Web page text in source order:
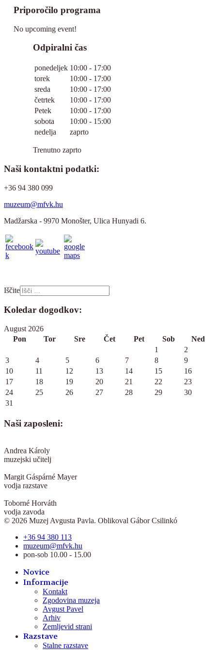
Priporočilo programa
No upcoming event!
Odpiralni čas
ponedeljek 10:00 - 17:00
torek
10:00 - 17:00
sreda
10:00 - 17:00
četrtek
10:00 - 17:00
Petek
10:00 - 17:00
sobota
10:00 - 15:00
nedelja
zaprto
Trenutno zaprto
Naši kontaktni podatki:
+36 94 380 099
muzeum@mfvk.hu
Madžarska - 9970 Monošter, Ulica Hunyadi 6.
Iščite
Koledar dogodkov:
August 2026
Pon
Tor Sre Čet Pet Sob
Ned
1
2
3
4 5 6 7 8
9
10
11 12 13 14 15
16
17
18 19 20 21 22
23
24
25 26 27 28 29
30
31
Naši zaposleni:
Andrea Károly
muzejski učitelj
Margit Gáspárné Mayer
vodja razstave
Toborné Horváth
vodja zavoda
© 2026 Muzej Avgusta Pavla. Oblikoval Gábor Csilinkó
+36 94 380 113
muzeum@mfvk.hu
pon-sob 10.00 - 15.00
Novice
Informacije
Kontakt
Zgodovina muzeja
Avgust Pavel
Arhiv
Zemljevid strani
Razstave
Stalne razstave